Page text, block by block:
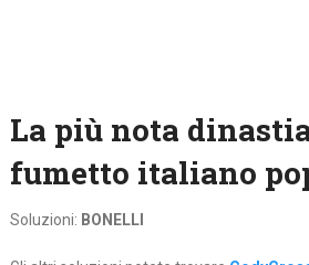
La più nota
fumetto italiano
Soluzioni: BONELLI